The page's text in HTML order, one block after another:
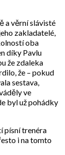
a věrní slávisté
zakladatelé,
oba
díky Pavlu
že zdaleka
že – pokud
sestava,
ve
byl už pohádky
písní trenéra
i na tomto